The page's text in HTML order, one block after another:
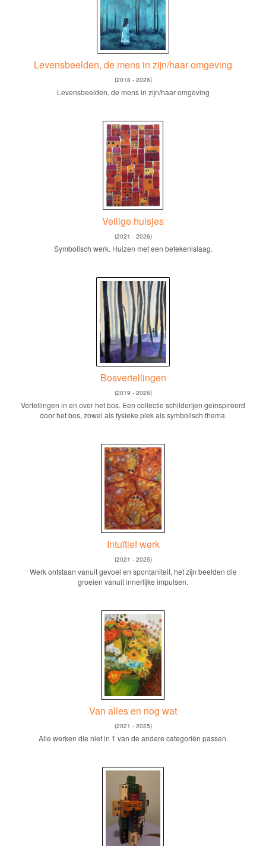
Levensbeelden, de mens in zijn/haar omgeving
(2018 - 2026)
Levensbeelden, de mens in zijn/haar omgeving
Veilige huisjes
(2021 - 2026)
Symbolisch werk. Huizen met een betekenislaag.
Bosvertellingen
(2019 - 2026)
Vertellingen in en over het bos. Een collectie schilderijen geïnspireerd
door het bos, zowel als fysieke plek als symbolisch thema.
Intuïtief werk
(2021 - 2025)
Werk ontstaan vanuit gevoel en spontaniteit, het zijn beelden die
groeien vanuit innerlijke impulsen.
Van alles en nog wat
(2021 - 2025)
Alle werken die niet in 1 van de andere categoriën passen.